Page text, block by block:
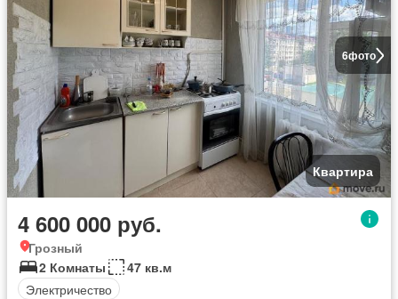
6фото
Квартира
4 600 000 руб.
Грозный
2 Комнаты
47 кв.м
Электричество